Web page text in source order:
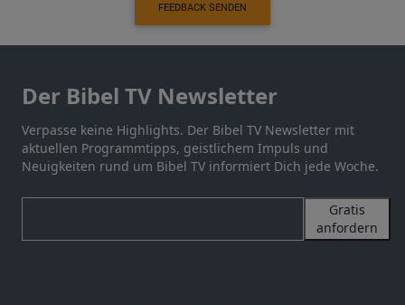
FEEDBACK SENDEN
Der Bibel TV Newsletter
Verpasse keine Highlights. Der Bibel TV Newsletter mit
aktuellen Programmtipps, geistlichem Impuls und
Neuigkeiten rund um Bibel TV informiert Dich jede Woche.
Gratis
anfordern